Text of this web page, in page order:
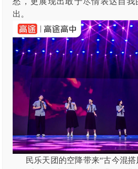
出。
民乐天团的空降带来“古今混